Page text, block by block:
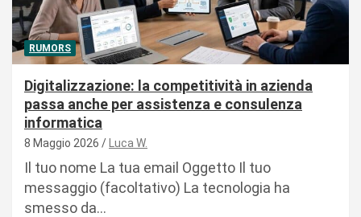
RUMORS
Digitalizzazione: la competitività in azienda
passa anche per assistenza e consulenza
informatica
8 Maggio 2026 Luca W.
Il tuo nome La tua email Oggetto Il tuo
messaggio (facoltativo) La tecnologia ha
smesso da…